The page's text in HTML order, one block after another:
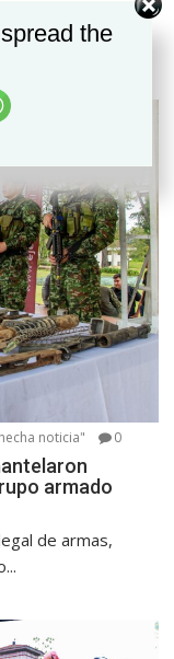
institucional
noticia" 0
armado
de armas,
the